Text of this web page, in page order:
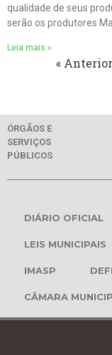
qualidade de seus
serão os produtores
Leia mais »
« Anterior
ÓRGÃOS E
SERVIÇOS
PÚBLICOS
DIÁRIO OFICIAL
LEIS MUNICIPAIS
IMASP
CÂMARA